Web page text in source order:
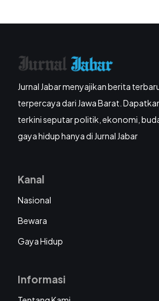
Jurnal Jabar menyajikan berita
terpercaya dari Jawa Barat.
terkini seputar politik, ekonomi,
gaya hidup hanya di Jurnal Jabar
Kanal
Nasional
Bewara
Gaya Hidup
Informasi